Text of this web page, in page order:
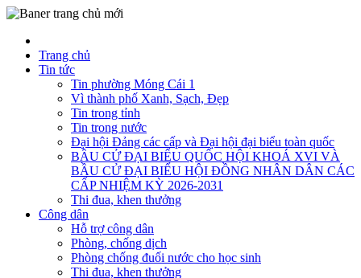
Trang chủ
Tin tức
Tin phường Móng Cái 1
Vì thành phố Xanh, Sạch, Đẹp
Tin trong tỉnh
Tin trong nước
Đại hội Đảng các cấp và Đại hội đại biểu toàn quốc
BẦU CỬ ĐẠI BIỂU QUỐC HỘI KHOÁ XVI VÀ
BẦU CỬ ĐẠI BIỂU HỘI ĐỒNG NHÂN DÂN CÁC
CẤP NHIỆM KỲ 2026-2031
Thi đua, khen thưởng
Công dân
Hỗ trợ công dân
Phòng, chống dịch
Phòng chống đuối nước cho học sinh
Thi đua, khen thưởng